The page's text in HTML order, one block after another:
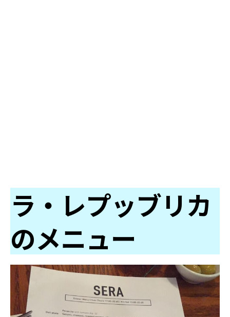
ラ・レプッブリカ
のメニュー